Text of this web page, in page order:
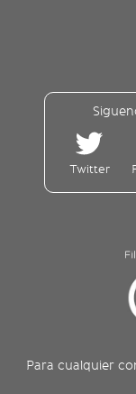
Twitter
Para cualquier